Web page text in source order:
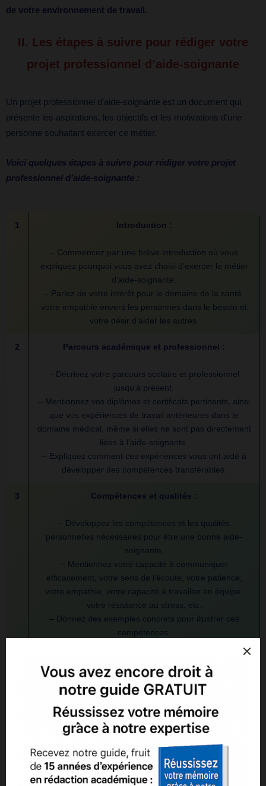
de votre environnement de travail.
II. Les étapes à suivre pour rédiger votre
projet professionnel d’aide-soignante
Un projet professionnel d’aide-soignante est un document qui
présente les aspirations, les objectifs et les motivations d’une
personne souhaitant exercer ce métier.
Voici quelques étapes à suivre pour rédiger votre projet
professionnel d’aide-soignante :
1 Introduction :
– Commencez par une brève introduction où vous
expliquez pourquoi vous avez choisi d’exercer le métier
d’aide-soignante.
– Parlez de votre intérêt pour le domaine de la santé,
votre empathie envers les personnes dans le besoin et
votre désir d’aider les autres.
2 Parcours académique et professionnel :
– Décrivez votre parcours scolaire et professionnel
jusqu’à présent.
– Mentionnez vos diplômes et certificats pertinents, ainsi
que vos expériences de travail antérieures dans le
domaine médical, même si elles ne sont pas directement
liées à l’aide-soignante.
– Expliquez comment ces expériences vous ont aidé à
développer des compétences transférables.
3 Compétences et qualités :
– Développez les compétences et les qualités
personnelles nécessaires pour être une bonne aide-
soignante.
– Mentionnez votre capacité à communiquer
efficacement, votre sens de l’écoute, votre patience,
votre empathie, votre capacité à travailler en équipe,
votre résistance au stress, etc.
– Donnez des exemples concrets pour illustrer ces
compétences.
– Expliquez vos motivations profondes pour devenir
– Parlez des expériences personnelles ou des
rencontres qui vous ont inspiré et ont renforcé votre
– Définissez vos objectifs à court et à long terme en
termes de carrière dans le domaine de l’aide-soignante.
Par exemple, vous pourriez envisager de vous